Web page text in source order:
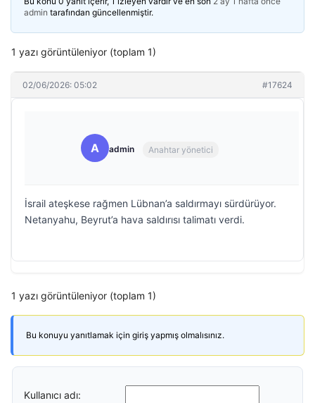
admin tarafından güncellenmiştir.
1 yazı görüntüleniyor (toplam 1)
02/06/2026: 05:02 #17624
A admin Anahtar yönetici
İsrail ateşkese rağmen Lübnan’a saldırmayı sürdürüyor.
Netanyahu, Beyrut’a hava saldırısı talimatı verdi.
1 yazı görüntüleniyor (toplam 1)
Bu konuyu yanıtlamak için giriş yapmış olmalısınız.
Kullanıcı adı: